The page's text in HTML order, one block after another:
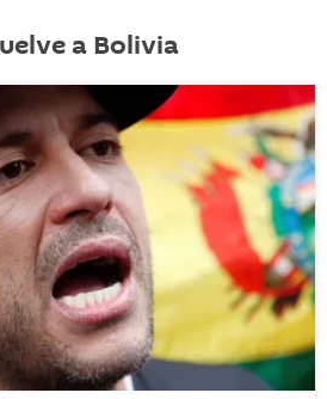
a Bolivia